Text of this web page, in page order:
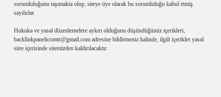
sorumluluğunu taşımakta olup, siteye üye olarak bu sorumluluğu kabul etmiş
sayılırlar.
Hukuka ve yasal düzenlemelere aykırı olduğunu düşündüğünüz içerikleri,
backlinkpanelicomtr@gmail.com adresine bildirmeniz halinde, ilgili içerikler yasal
süre içerisinde sitemizden kaldırılacaktır.